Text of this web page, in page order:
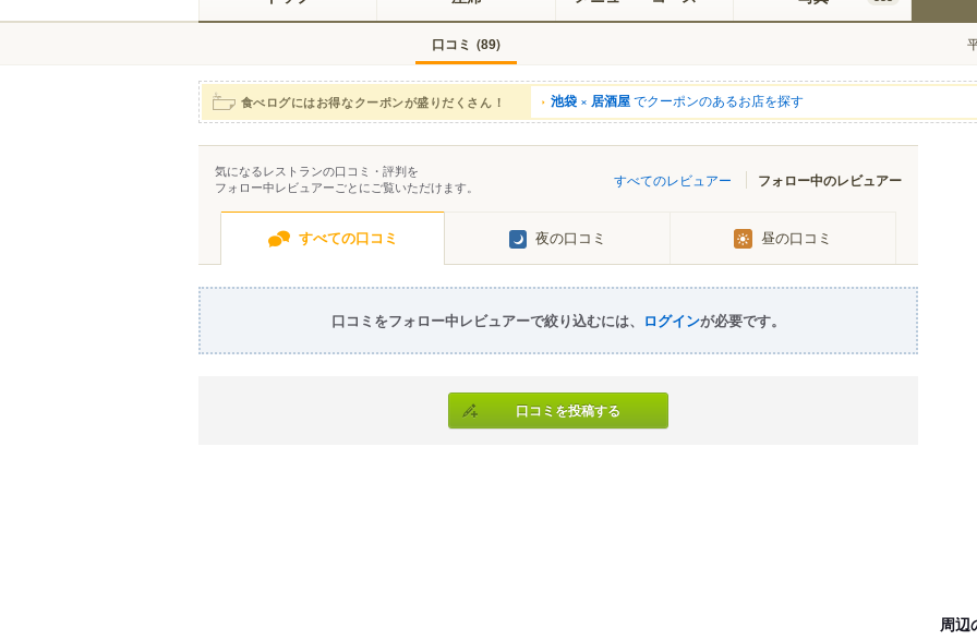
口コミ (89)
食べログにはお得なクーポンが盛りだくさん！ 池袋 × 居酒屋でクーポンのあるお店を探す
気になるレストランの口コミ・評判を
フォロー中レビュアーごとにご覧いただけます。
すべてのレビュアー フォロー中のレビュアー
すべての口コミ 夜の口コミ 昼の口コミ
口コミをフォロー中レビュアーで絞り込むには、 ログインが必要です。
口コミを投稿する
周辺